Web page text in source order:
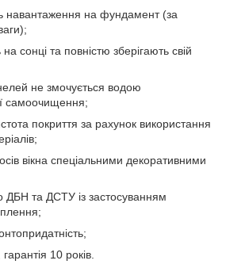
навантаження на фундамент (за
сонці та повністю зберігають свій
не змочується водою
самоочищення;
покриття за рахунок використання
вікна спеціальними декоративними
ДБН та ДСТУ із застосуванням
гарантія 10 років.